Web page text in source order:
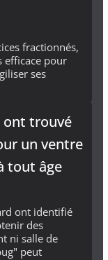
fractionnés,
efficace pour
ses
ont trouvé
un ventre
tout âge
ont identifié
des
ni salle de
peut